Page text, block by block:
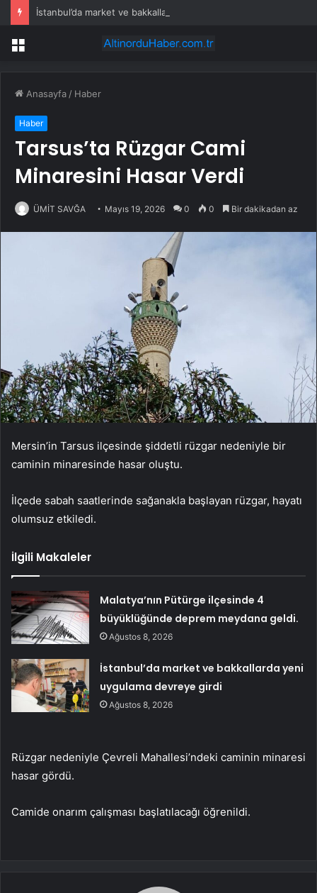
Menü
Anasayfa / Haber
Haber
Tarsus’ta Rüzgar Cami
Minaresini Hasar Verdi
ÜMİT SAVĞA Mayıs 19, 2026 0 0 Bir dakikadan az
Mersin’in Tarsus ilçesinde şiddetli rüzgar nedeniyle bir
caminin minaresinde hasar oluştu.
İlçede sabah saatlerinde sağanakla başlayan rüzgar, hayatı
olumsuz etkiledi.
İlgili Makaleler
Malatya’nın Pütürge ilçesinde 4
büyüklüğünde deprem meydana geldi.
Ağustos 8, 2026
İstanbul’da market ve bakkallarda yeni
uygulama devreye girdi
Ağustos 8, 2026
Rüzgar nedeniyle Çevreli Mahallesi’ndeki caminin minaresi
hasar gördü.
Camide onarım çalışması başlatılacağı öğrenildi.